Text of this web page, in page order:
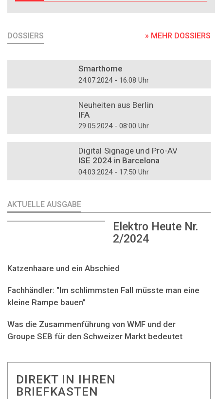
DOSSIERS » MEHR DOSSIERS
Smarthome
24.07.2024 - 16:08 Uhr
Neuheiten aus Berlin
IFA
29.05.2024 - 08:00 Uhr
Digital Signage und Pro-AV
ISE 2024 in Barcelona
04.03.2024 - 17:50 Uhr
AKTUELLE AUSGABE
Elektro Heute Nr.
2/2024
Katzenhaare und ein Abschied
Fachhändler: "Im schlimmsten Fall müsste man eine
kleine Rampe bauen"
Was die Zusammenführung von WMF und der
Groupe SEB für den Schweizer Markt bedeutet
DIREKT IN IHREN
BRIEFKASTEN